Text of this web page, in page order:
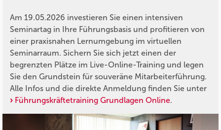
Am 19.05.2026 investieren Sie einen intensiven
Seminartag in Ihre Führungsbasis und profitieren von
einer praxisnahen Lernumgebung im virtuellen
Seminarraum. Sichern Sie sich jetzt einen der
begrenzten Plätze im Live-Online-Training und legen
Sie den Grundstein für souveräne Mitarbeiterführung.
Alle Infos und die direkte Anmeldung finden Sie unter
Führungskräftetraining Grundlagen Online.